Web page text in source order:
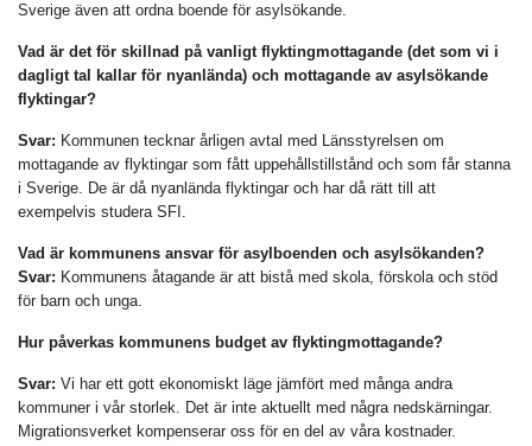
Sverige även att ordna boende för asylsökande.
Vad är det för skillnad på vanligt flyktingmottagande (det som vi i
dagligt tal kallar för nyanlända) och mottagande av asylsökande
flyktingar?
Svar: Kommunen tecknar årligen avtal med Länsstyrelsen om
mottagande av flyktingar som fått uppehållstillstånd och som får stanna
i Sverige. De är då nyanlända flyktingar och har då rätt till att
exempelvis studera SFI.
Vad är kommunens ansvar för asylboenden och asylsökanden?
Svar: Kommunens åtagande är att bistå med skola, förskola och stöd
för barn och unga.
Hur påverkas kommunens budget av flyktingmottagande?
Svar: Vi har ett gott ekonomiskt läge jämfört med många andra
kommuner i vår storlek. Det är inte aktuellt med några nedskärningar.
Migrationsverket kompenserar oss för en del av våra kostnader.